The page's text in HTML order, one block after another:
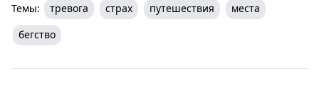
Темы: тревога страх путешествия
места
бегство